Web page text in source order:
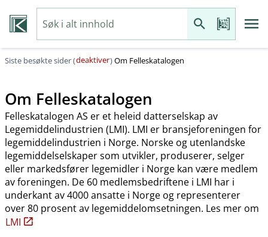
Siste besøkte sider (deaktiver)Om Felleskatalogen
Om Felleskatalogen
Felleskatalogen AS er et heleid datterselskap av
Legemiddelindustrien (LMI). LMI er bransjeforeningen for
legemiddelindustrien i Norge. Norske og utenlandske
legemiddelselskaper som utvikler, produserer, selger
eller markedsfører legemidler i Norge kan være medlem
av foreningen. De 60 medlemsbedriftene i LMI har i
underkant av 4000 ansatte i Norge og representerer
over 80 prosent av legemiddelomsetningen. Les mer om
LMI